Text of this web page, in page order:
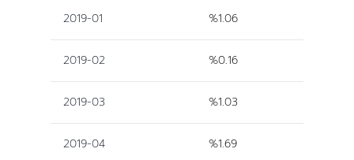
2019-01 %1.06
2019-02 %0.16
2019-03 %1.03
2019-04 %1.69